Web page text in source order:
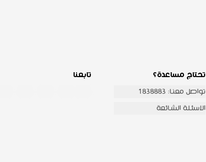
تحتاج مساعدة؟
تواصل معنا: 1838883
الاسئلة الشائعة
تابعنا